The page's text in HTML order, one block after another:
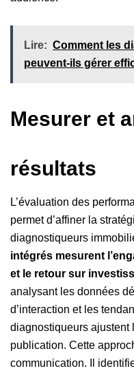
Lire: Comment les
peuvent-ils gérer
Mesurer et
résultats
L’évaluation des
permet d’affiner la
diagnostiqueurs
intégrés mesurent
et le retour sur
analysant les données
d’interaction et les
diagnostiqueurs ajustent
publication. Cette
communication. Il